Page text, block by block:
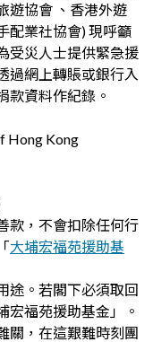
遊協會 、香港外遊
配業社協會) 現呼籲
受災人士提供緊急援
過網上轉賬或銀行入
款資料作紀錄。
Hong Kong
款，不會扣除任何行
大埔宏福苑援助基
途。若閣下必須取回
宏福苑援助基金」。
關，在這艱難時刻團